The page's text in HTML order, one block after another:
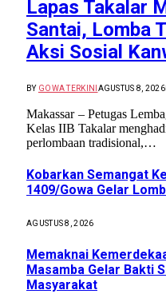
Lapas Takalar
Santai, Lomba
Aksi Sosial
BY GOWA TERKINI AGUSTUS 8, 2026
Makassar – Petugas
Kelas IIB Takalar
perlombaan tradisional,…
Kobarkan Semangat
1409/Gowa Gelar
AGUSTUS 8, 2026
Memaknai
Masamba Gelar Bakti
Masyarakat